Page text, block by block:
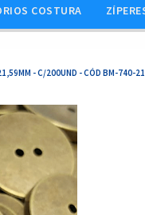
COSTURA
- C/200UND - CÓD BM-740-21